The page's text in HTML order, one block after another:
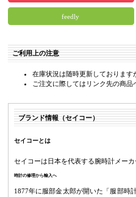
feedly
ご利用上の注意
在庫状況は随時更新しておりま
ご注文に際してはリンク先の商
ブランド情報（セイコー）
セイコーとは
セイコーは日本を代表する腕時計メーカ
時計の修理から輸入へ
1877年に服部金太郎が開いた「服部時